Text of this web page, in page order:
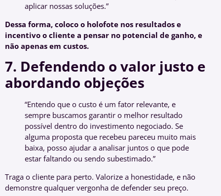
aplicar nossas soluções.”
Dessa forma, coloco o holofote nos resultados e
incentivo o cliente a pensar no potencial de ganho, e
não apenas em custos.
7. Defendendo o valor justo e
abordando objeções
“Entendo que o custo é um fator relevante, e
sempre buscamos garantir o melhor resultado
possível dentro do investimento negociado. Se
alguma proposta que recebeu pareceu muito mais
baixa, posso ajudar a analisar juntos o que pode
estar faltando ou sendo subestimado.”
Traga o cliente para perto. Valorize a honestidade, e não
demonstre qualquer vergonha de defender seu preço.